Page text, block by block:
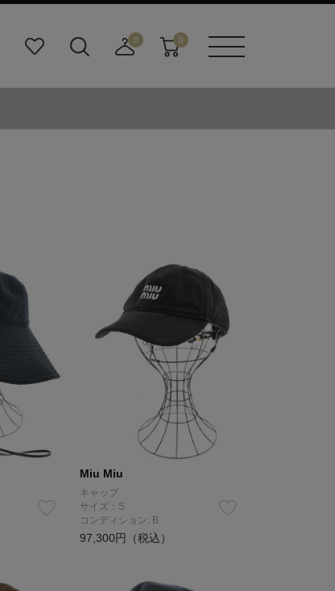
り
ダ
0
寄
0
Miu Miu
キャップ
サイズ：S
コンディション: B
97,300円（税込）